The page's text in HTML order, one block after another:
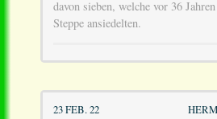
davon sieben, welche vor 36
Steppe ansiedelten.
23 FEB. 22